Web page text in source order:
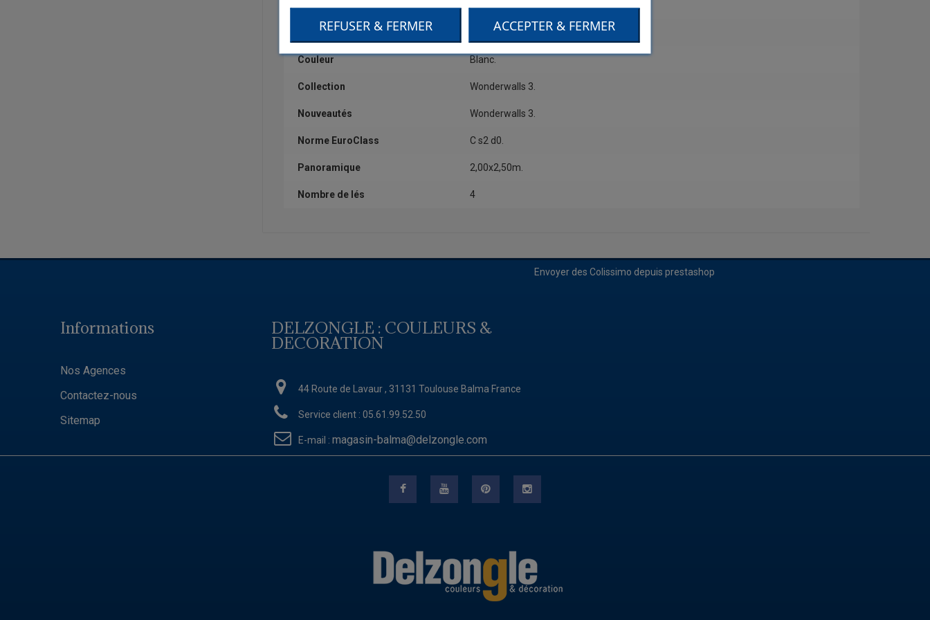
Catégorie Dessin,Grand motif.
Qualité Vinyle sur intissé.
Couleur Blanc.
Collection Wonderwalls 3.
Nouveautés Wonderwalls 3.
Norme EuroClass C s2 d0.
Panoramique 2,00x2,50m.
Nombre de lés 4
Informations
Nos Agences
Contactez-nous
Sitemap
DELZONGLE : COULEURS &
DECORATION
44 Route de Lavaur , 31131 Toulouse Balma France
Service client : 05.61.99.52.50
E-mail : magasin-balma@delzongle.com
Envoyer des Colissimo depuis prestashop
REFUSER & FERMER ACCEPTER & FERMER